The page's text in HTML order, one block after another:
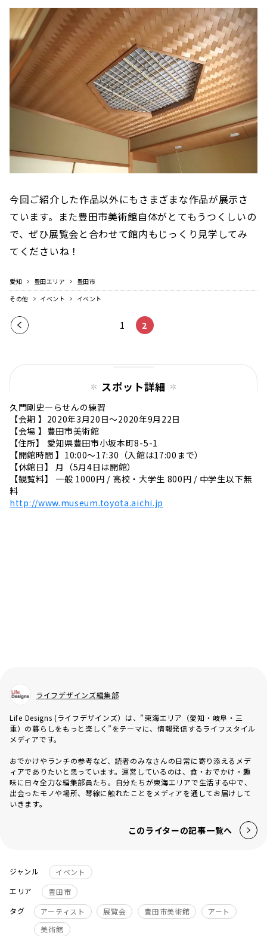
今回ご紹介した作品以外にもさまざまな作品が展示さ
ています。また豊田市美術館自体がとてもうつくしいの
で、ぜひ展覧会と合わせて館内もじっくり見学してみ
てくださいね！
愛知 豊田エリア
豊田市
その他
イベント イベント
前の
1 2
スポット詳細
久門剛史―らせんの練習
【会期 】2020年3月20日～2020年9月22日
【会場 】豊田市美術館
【住所】 愛知県豊田市小坂本町8-5-1
【開館時間 】10:00～17:30（入館は17:00まで）
【休館日】 月（5月4日は開館）
【観覧料】 一般 1000円 / 高校・大学生 800円 / 中学生以下無
料
http://www.museum.toyota.aichi.jp
ライフデザインズ編集部
Life Designs (ライフデザインズ）は、”東海エリア（愛知・岐阜・三
重）の暮らしをもっと楽しく”をテーマに、情報発信するライフスタイル
メディアです。
おでかけやランチの参考など、読者のみなさんの日常に寄り添えるメデ
ィアでありたいと思っています。運営しているのは、食・おでかけ・趣
味に日々全力な編集部員たち。自分たちが東海エリアで生活する中で、
出会ったモノや場所、琴線に触れたことをメディアを通してお届けして
いきます。
このライターの記事一覧へ
ジャンル
イベント
エリア
豊田市
タグ
アーティスト 展覧会 豊田市美術館
アート
美術館